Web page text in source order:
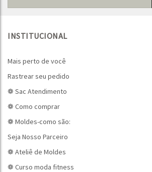
INSTITUCIONAL
Mais perto de você
Rastrear seu pedido
❁ Sac Atendimento
❁ Como comprar
❁ Moldes-como são:
Seja Nosso Parceiro
❁ Ateliê de Moldes
❁ Curso moda fitness